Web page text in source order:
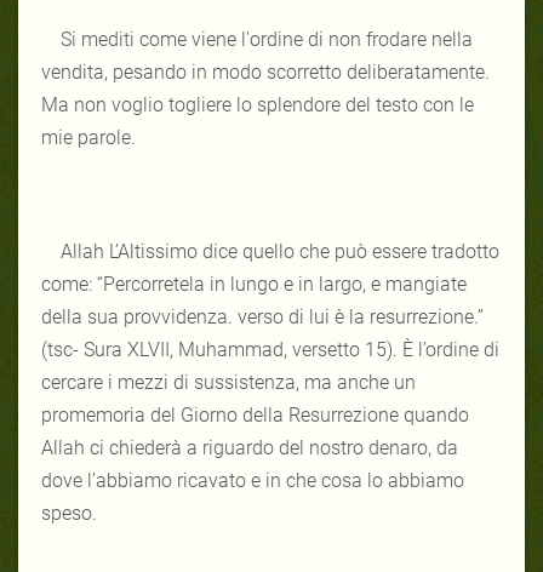
Si mediti come viene l'ordine di non frodare nella
vendita, pesando in modo scorretto deliberatamente.
Ma non voglio togliere lo splendore del testo con le
mie parole.
Allah L’Altissimo dice quello che può essere tradotto
come: “Percorretela in lungo e in largo, e mangiate
della sua provvidenza. verso di lui è la resurrezione.”
(tsc- Sura XLVII, Muhammad, versetto 15). È l’ordine di
cercare i mezzi di sussistenza, ma anche un
promemoria del Giorno della Resurrezione quando
Allah ci chiederà a riguardo del nostro denaro, da
dove l’abbiamo ricavato e in che cosa lo abbiamo
speso.